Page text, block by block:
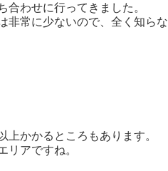
合わせに行ってきました。
非常に少ないので、全く知らな
上かかるところもあります。
リアですね。